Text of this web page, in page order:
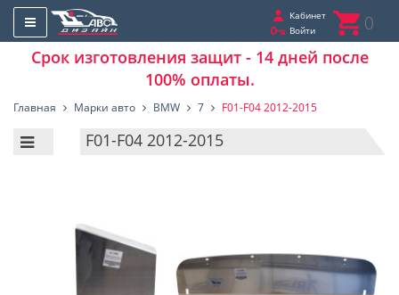
Кабинет
Войти
0
Срок изготовления защит - 14 дней после
100% оплаты.
Главная Марки авто BMW 7 F01-F04 2012-2015
F01-F04 2012-2015